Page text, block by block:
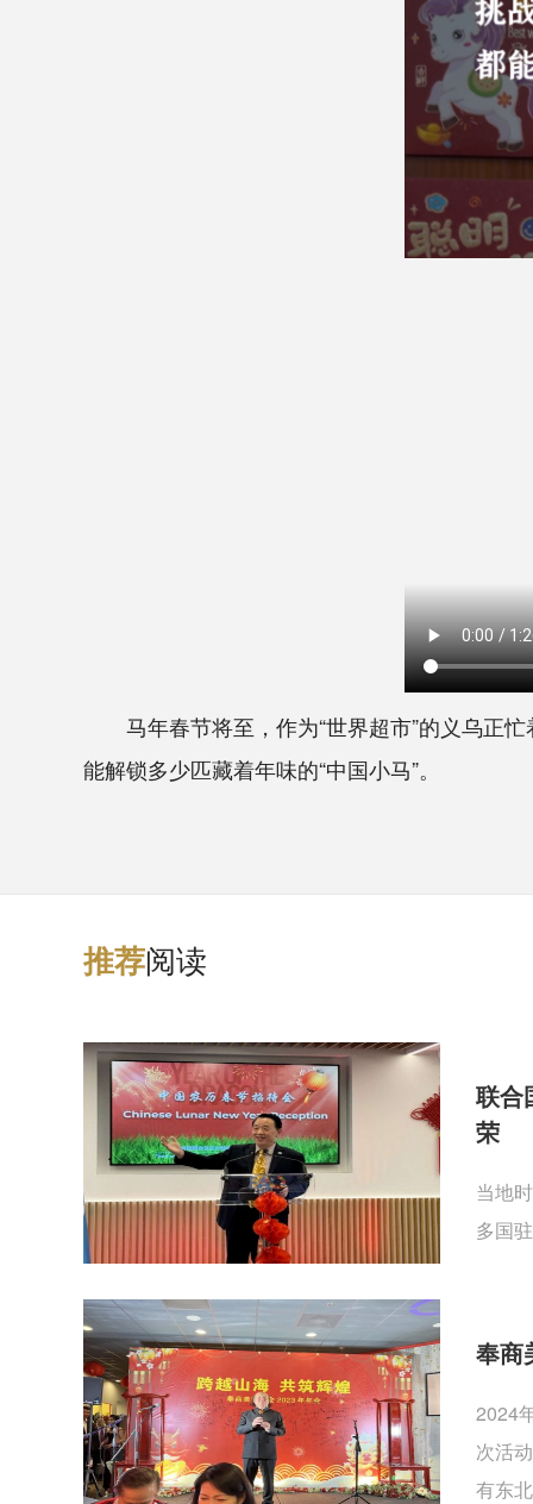
马年春节将至，作为“世界超市”的义乌正忙
能解锁多少匹藏着年味的“中国小马”。
推荐阅读
联合
荣
当地
多国
奉商
2024
次活
有东